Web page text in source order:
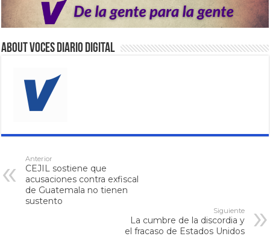
About VOCES Diario digital
Anterior
CEJIL sostiene que
acusaciones contra exfiscal
de Guatemala no tienen
sustento
Siguiente
La cumbre de la discordia y
el fracaso de Estados Unidos